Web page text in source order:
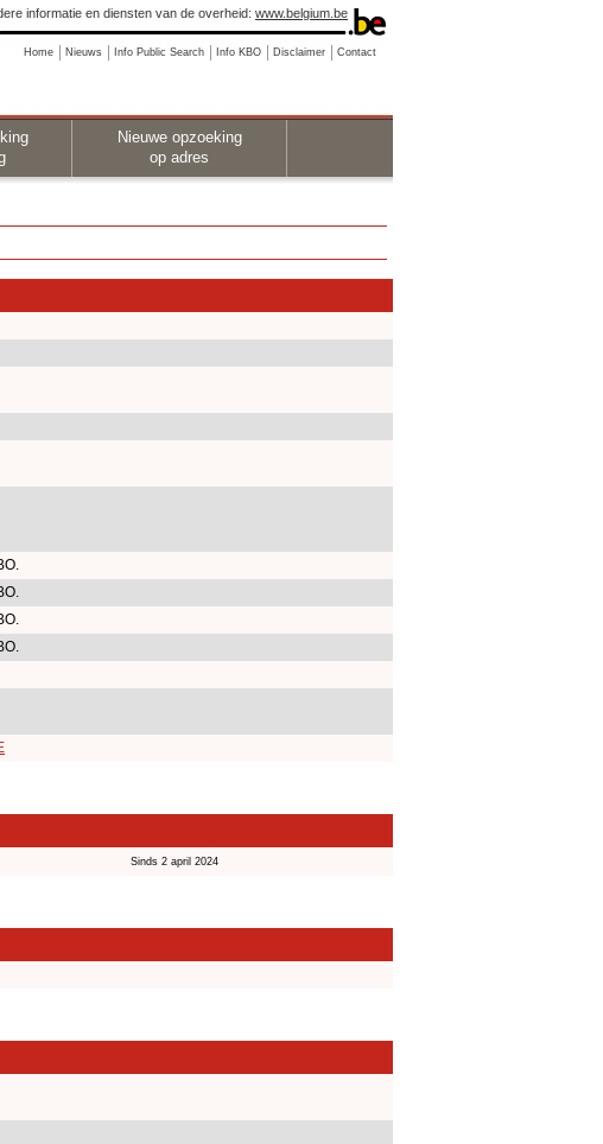
informatie en diensten van de overheid: www.belgium.be
Home Nieuws Info Public Search Info KBO Disclaimer Contact
Nieuwe opzoeking
op adres
Sinds 2 april 2024